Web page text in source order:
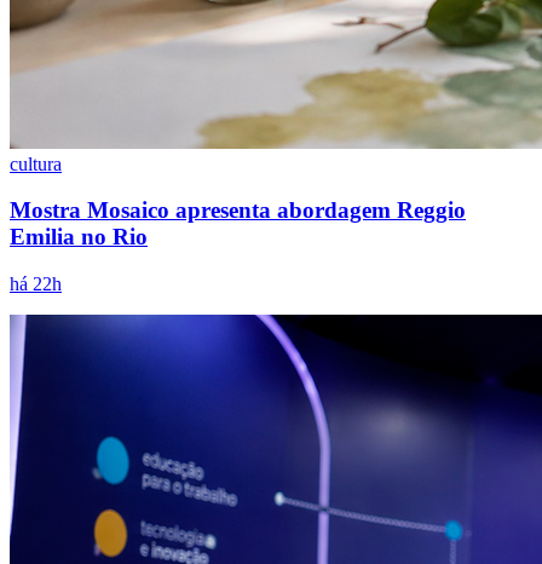
cultura
Mostra Mosaico apresenta abordagem Reggio
Emilia no Rio
há 22h